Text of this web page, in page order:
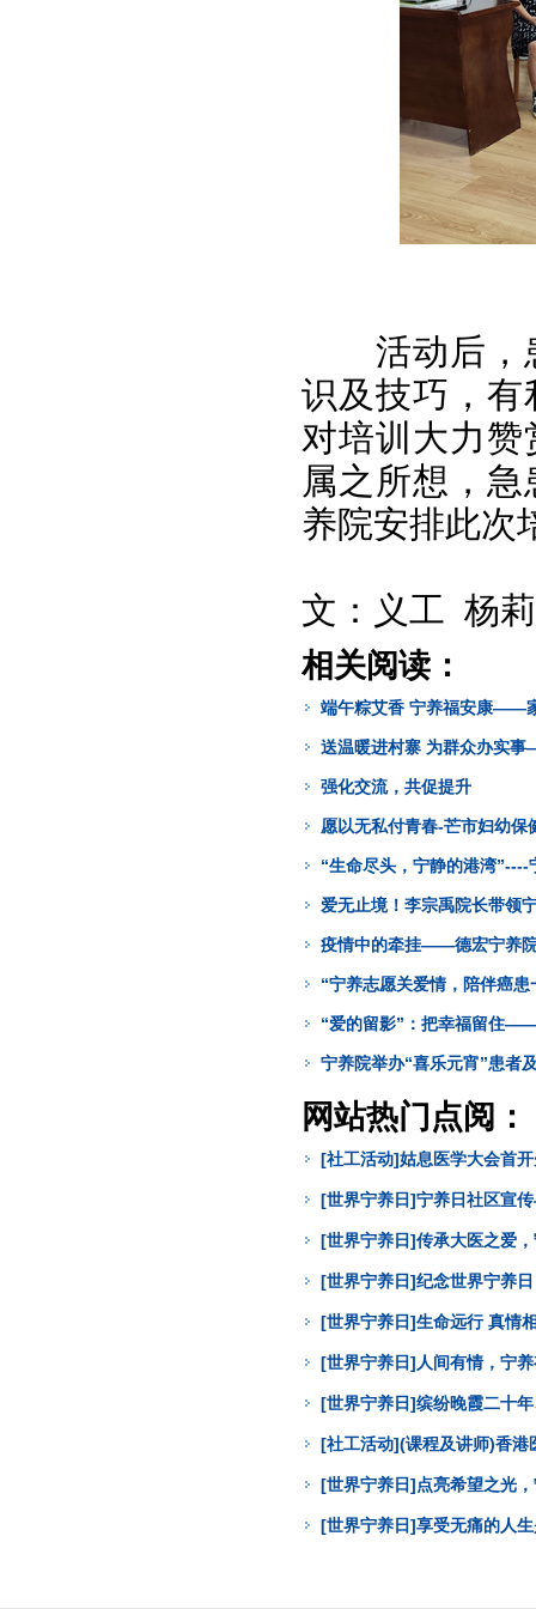
活动后
识及技巧，
对培训大力
属之所想，
养院安排此次
文：义工 杨
相关阅读：
端午粽艾香 宁养福安康——
送温暖进村寨 为群众办实
强化交流，共促提升
愿以无私付青春-芒市妇幼保
“生命尽头，宁静的港湾”----
爱无止境！李宗禹院长带领
疫情中的牵挂——德宏宁养
“宁养志愿关爱情，陪伴癌
“爱的留影”：把幸福留住
宁养院举办“喜乐元宵”患者
网站热门点阅：
[社工活动]姑息医学大会首
[世界宁养日]宁养日社区宣
[世界宁养日]传承大医之爱
[世界宁养日]纪念世界宁养
[世界宁养日]生命远行 真情
[世界宁养日]人间有情，宁
[世界宁养日]缤纷晚霞二十
[社工活动](课程及讲师)香
[世界宁养日]点亮希望之光
[世界宁养日]享受无痛的人